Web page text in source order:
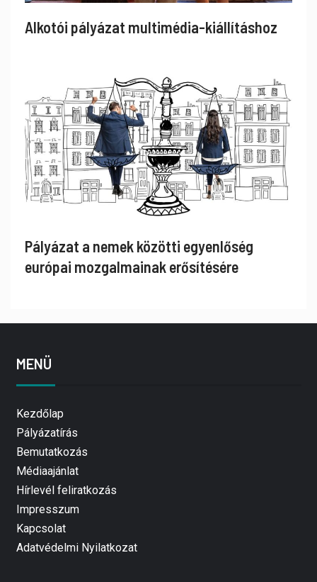
Alkotói pályázat multimédia-kiállításhoz
Pályázat a nemek közötti egyenlőség
európai mozgalmainak erősítésére
MENÜ
Kezdőlap
Pályázatírás
Bemutatkozás
Médiaajánlat
Hírlevél feliratkozás
Impresszum
Kapcsolat
Adatvédelmi Nyilatkozat